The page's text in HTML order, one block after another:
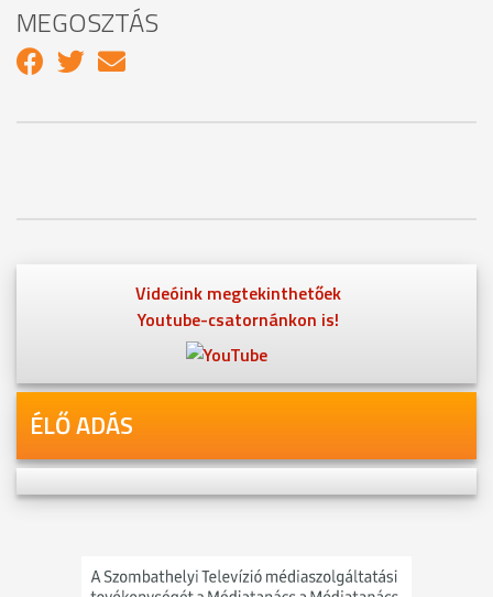
MEGOSZTÁS
Videóink megtekinthetőek
Youtube-csatornánkon is!
ÉLŐ ADÁS